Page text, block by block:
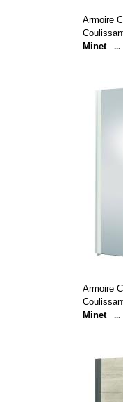
Armoire
Minet
...
Armoire
Minet
...